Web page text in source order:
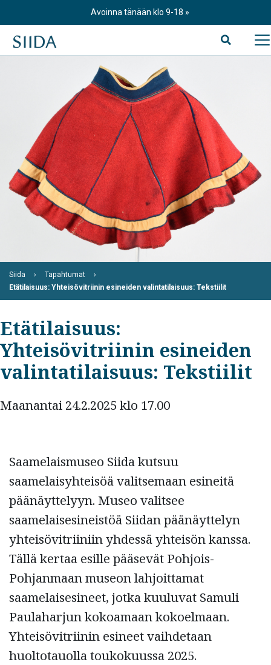
Avoinna tänään klo 9-18
Siida
Tapahtumat
Etätilaisuus: Yhteisövitriinin esineiden valintatilaisuus: Tekstiilit
Etätilaisuus:
Yhteisövitriinin esineiden
valintatilaisuus: Tekstiilit
Maanantai 24.2.2025 klo 17.00
Saamelaismuseo Siida kutsuu
saamelaisyhteisöä valitsemaan esineitä
päänäyttelyyn. Museo valitsee
saamelaisesineistöä Siidan päänäyttelyn
yhteisövitriiniin yhdessä yhteisön kanssa.
Tällä kertaa esille pääsevät Pohjois-
Pohjanmaan museon lahjoittamat
saamelaisesineet, jotka kuuluvat Samuli
Paulaharjun kokoamaan kokoelmaan.
Yhteisövitriinin esineet vaihdetaan
huoltotauolla toukokuussa 2025.